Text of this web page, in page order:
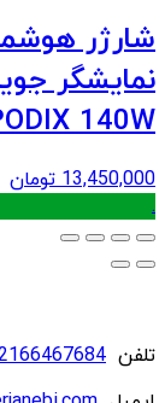
140W
13,450,000 تومان
.
تلفن